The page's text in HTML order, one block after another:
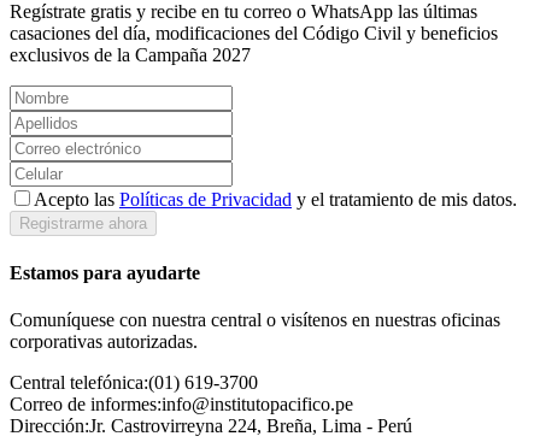
Regístrate gratis y recibe en tu correo o WhatsApp las últimas
casaciones del día, modificaciones del Código Civil y beneficios
exclusivos de la Campaña 2027
Acepto las Políticas de Privacidad y el tratamiento de mis datos.
Registrarme ahora
Estamos para ayudarte
Comuníquese con nuestra central o visítenos en nuestras oficinas
corporativas autorizadas.
Central telefónica:(01) 619-3700
Correo de informes:info@institutopacifico.pe
Dirección:Jr. Castrovirreyna 224, Breña, Lima - Perú